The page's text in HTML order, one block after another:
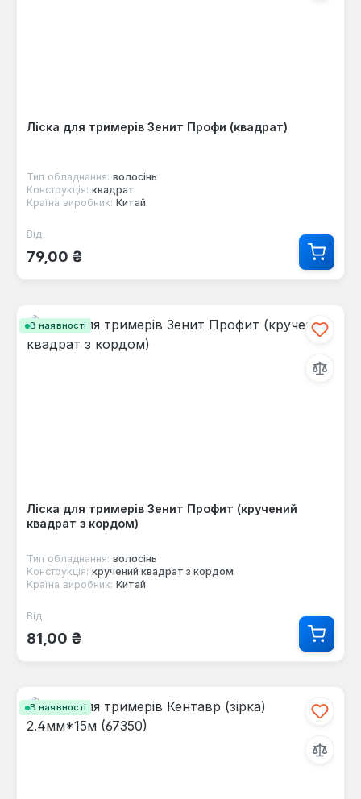
Ліска для тримерів Зенит Профи (квадрат)
Тип обладнання: волосінь
Конструкція: квадрат
Країна виробник: Китай
Звичайна ціна:
Від
79,00 ₴
В наявності
Ліска для тримерів Зенит Профит (кручений
квадрат з кордом)
Тип обладнання: волосінь
Конструкція: кручений квадрат з кордом
Країна виробник: Китай
Звичайна ціна:
Від
81,00 ₴
В наявності